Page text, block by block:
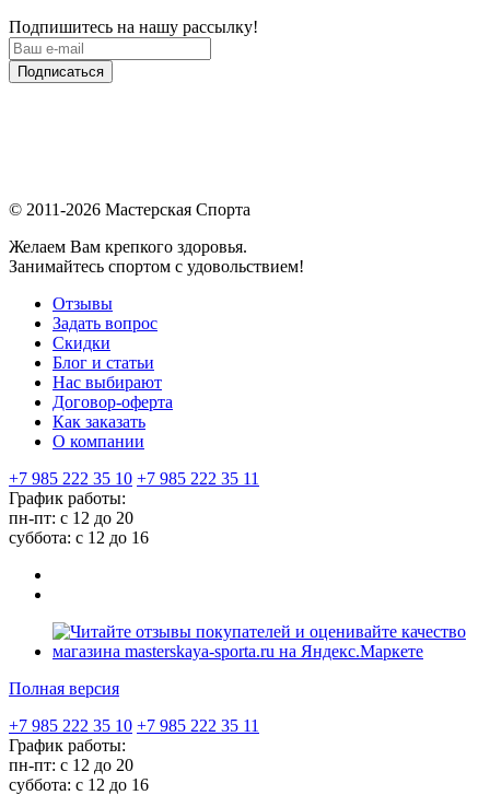
Подпишитесь на нашу рассылку!
Подписаться
© 2011-2026 Мастерская Спорта
Желаем Вам крепкого здоровья.
Занимайтесь спортом с удовольствием!
Отзывы
Задать вопрос
Скидки
Блог и статьи
Нас выбирают
Договор-оферта
Как заказать
О компании
+7 985 222 35 10 +7 985 222 35 11
График работы:
пн-пт: с 12 до 20
суббота: c 12 до 16
Полная версия
+7 985 222 35 10 +7 985 222 35 11
График работы:
пн-пт: с 12 до 20
суббота: c 12 до 16